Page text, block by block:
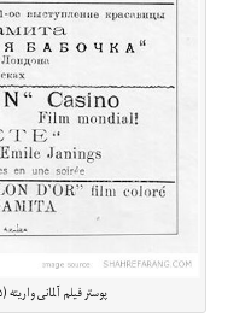
پوستر فیلم آلمانی واریته (۱۹۲۵) به فارسی، فرانسوی، و روسی